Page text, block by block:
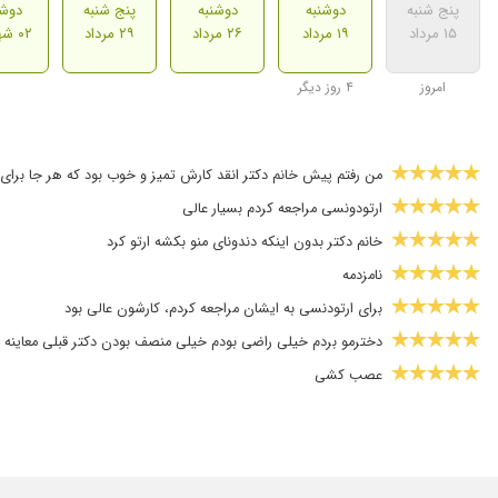
پنج شنبه
۱۵ مرداد
امروز
دوشنبه
۱۹ مرداد
۴ روز دیگر
دوشنبه
۲۶ مرداد
پنج شنبه
۲۹ مرداد
۰۲ شهریور
من رفتم پیش خانم دکتر انقد کارش تمیز و خوب بود که هر جا
ارتودونسی مراجعه کردم بسیار عالی
خانم دکتر بدون اینکه دندونای منو بکشه ارتو کرد
نامزدمه
برای ارتودنسی به ایشان مراجعه کردم، کارشون عالی بود
دخترمو بردم خیلی راضی بودم خیلی منصف بودن دکتر قبلی معاینه
عصب کشی